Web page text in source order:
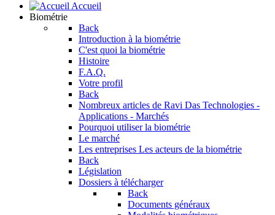
Accueil
Biométrie
Back
Introduction à la biométrie
C'est quoi la biométrie
Histoire
F.A.Q.
Votre profil
Back
Nombreux articles de Ravi Das Technologies -
Applications - Marchés
Pourquoi utiliser la biométrie
Le marché
Les entreprises Les acteurs de la biométrie
Back
Législation
Dossiers à télécharger
Back
Documents généraux